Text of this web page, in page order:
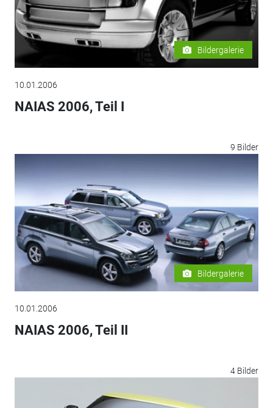
Bildergalerie
10.01.2006
NAIAS 2006, Teil I
9 Bilder
Bildergalerie
10.01.2006
NAIAS 2006, Teil II
4 Bilder